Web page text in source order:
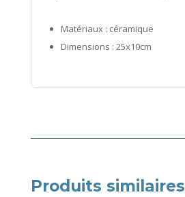
Matériaux : céramique
Dimensions : 25x10cm
Produits similaires